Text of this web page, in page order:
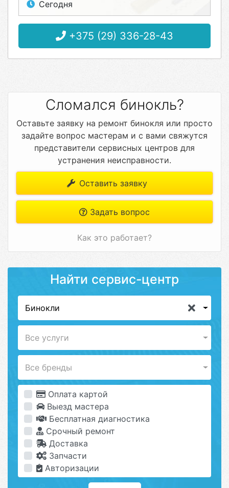
Сегодня
+375 (29) 336-28-43
Сломался бинокль?
Оставьте заявку на ремонт бинокля или просто
задайте вопрос мастерам и с вами свяжутся
представители сервисных центров для
устранения неисправности.
Оставить заявку
Задать вопрос
Как это работает?
Найти сервис-центр
Бинокли
Все услуги
Все бренды
Оплата картой
Выезд мастера
Бесплатная диагностика
Срочный ремонт
Доставка
Запчасти
Авторизации